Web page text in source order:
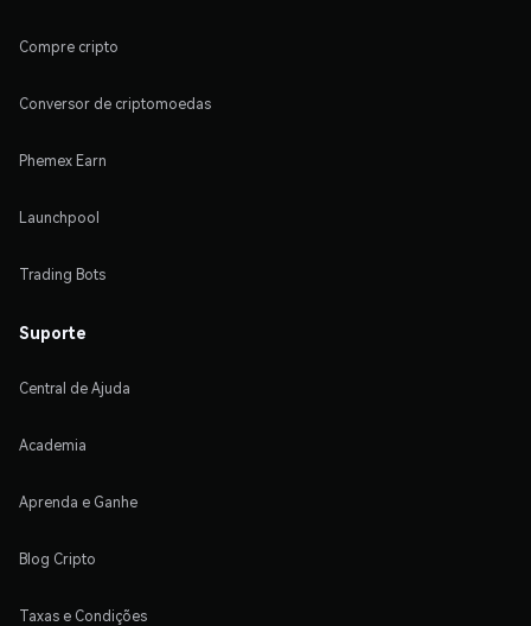
Compre cripto
Conversor de criptomoedas
Phemex Earn
Launchpool
Trading Bots
Suporte
Central de Ajuda
Academia
Aprenda e Ganhe
Blog Cripto
Taxas e Condições